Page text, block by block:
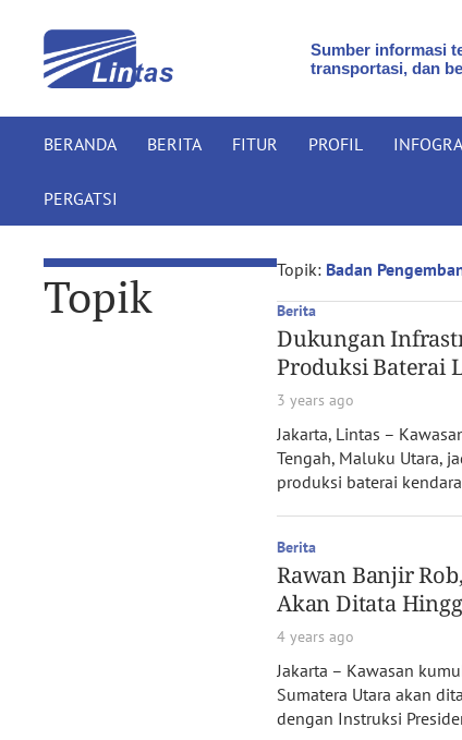
Sumber informasi
transportasi, dan
BERANDA BERITA FITUR PROFIL
PERGATSI
Topik Topik: Badan
Berita
Dukungan
Produksi Baterai
3 years ago
Jakarta, Lintas –
Tengah, Maluku Utara,
produksi baterai
Berita
Rawan Banjir
Akan Ditata
4 years ago
Jakarta – Kawasan
Sumatera Utara akan
dengan Instruksi